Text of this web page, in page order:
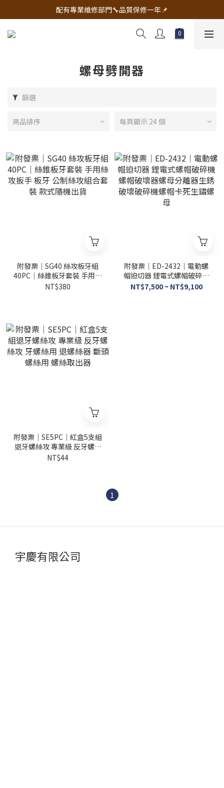
🔧電動工具&五金唯一首選 宇慶五金網拍🔧
配有專業維修部門🔧品質保修一年📌
🔧電動工具&五金唯一首選 宇慶五金網拍🔧
螺母劈開器
篩選
商品排序 每頁顯示 24 個
附發票｜SG40 絲攻板牙組
40PC｜絲錐板牙套裝 手用絲
攻扳手 板牙 公制絲攻組合套
NT$380
附發票｜ED-2432｜電動螺
帽迫切器 鋰電式螺帽破碎機
螺帽破壞器螺母分離器生銹
NT$7,500 ~ NT$9,100
附發票｜SE5PC｜紅盒5支組
退牙螺絲攻 專業級 反牙螺絲
攻 牙螺絲用 退螺絲器 斷頭螺
NT$44
1
宇慶有限公司